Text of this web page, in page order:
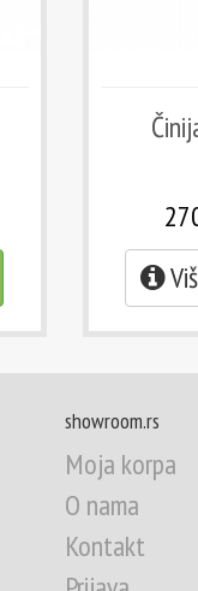
showroom.rs
Moja korpa
O nama
Kontakt